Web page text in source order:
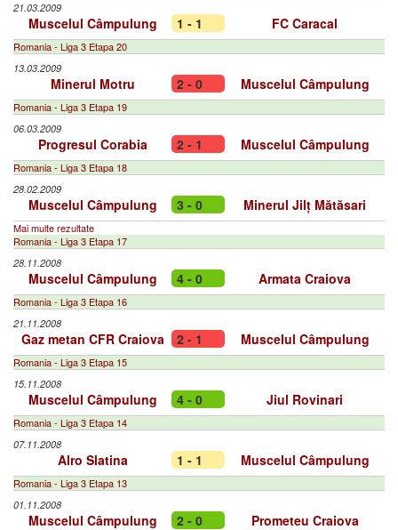
21.03.2009
Muscelul Câmpulung 1 - 1 FC Caracal
Romania - Liga 3 Etapa 20
13.03.2009
Minerul Motru 2 - 0 Muscelul Câmpulung
Romania - Liga 3 Etapa 19
06.03.2009
Progresul Corabia 2 - 1 Muscelul Câmpulung
Romania - Liga 3 Etapa 18
28.02.2009
Muscelul Câmpulung 3 - 0 Minerul Jilț Mătăsari
Mai multe rezultate
Romania - Liga 3 Etapa 17
28.11.2008
Muscelul Câmpulung 4 - 0 Armata Craiova
Romania - Liga 3 Etapa 16
21.11.2008
Gaz metan CFR Craiova 2 - 1 Muscelul Câmpulung
Romania - Liga 3 Etapa 15
15.11.2008
Muscelul Câmpulung 4 - 0 Jiul Rovinari
Romania - Liga 3 Etapa 14
07.11.2008
Alro Slatina 1 - 1 Muscelul Câmpulung
Romania - Liga 3 Etapa 13
01.11.2008
Muscelul Câmpulung 2 - 0 Prometeu Craiova